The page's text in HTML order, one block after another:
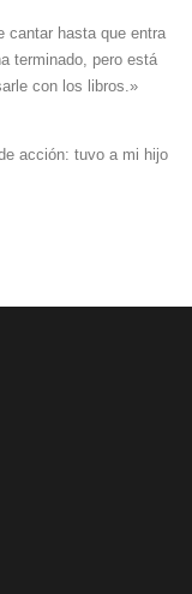
cantar hasta que entra
terminado, pero está
con los libros.»
acción: tuvo a mi hijo